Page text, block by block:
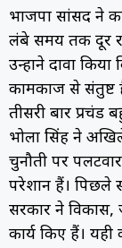
भाजपा सांसद ने
लंबे समय तक दूर
उन्होंने दावा
कामकाज से संतुष्ट
तीसरी बार प्रचंड
भोला सिंह ने
चुनौती पर
परेशान हैं। पिछले
सरकार ने
कार्य किए हैं।